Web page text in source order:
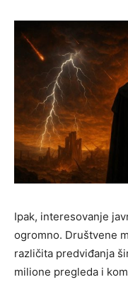
Ipak, interesovanje
ogromno. Društvene
različita predviđanja
milione pregleda i